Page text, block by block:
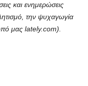
και ενημερώσεις
την ψυχαγωγία
μας lately.com).